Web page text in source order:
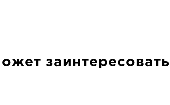
заинтересовать